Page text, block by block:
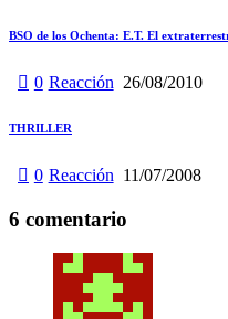
BSO de los Ochenta: E.T. El
0 Reacción 26/08/2010
THRILLER
0 Reacción 11/07/2008
6 comentario